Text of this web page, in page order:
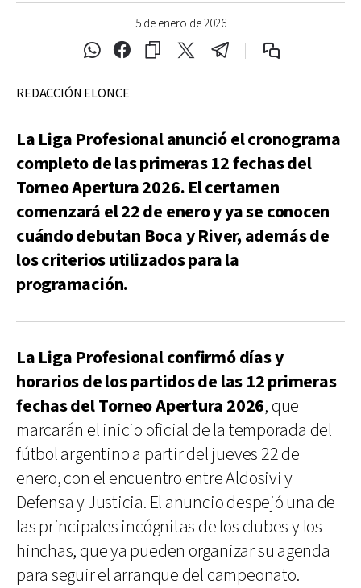
5 de enero de 2026
REDACCIÓN ELONCE
La Liga Profesional anunció el cronograma
completo de las primeras 12 fechas del
Torneo Apertura 2026. El certamen
comenzará el 22 de enero y ya se conocen
cuándo debutan Boca y River, además de
los criterios utilizados para la
programación.
La Liga Profesional confirmó días y
horarios de los partidos de las 12 primeras
fechas del Torneo Apertura 2026, que
marcarán el inicio oficial de la temporada del
fútbol argentino a partir del jueves 22 de
enero, con el encuentro entre Aldosivi y
Defensa y Justicia. El anuncio despejó una de
las principales incógnitas de los clubes y los
hinchas, que ya pueden organizar su agenda
para seguir el arranque del campeonato.